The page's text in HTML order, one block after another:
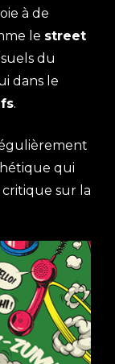
à de
le street
du
dans le
.
qui
sur la